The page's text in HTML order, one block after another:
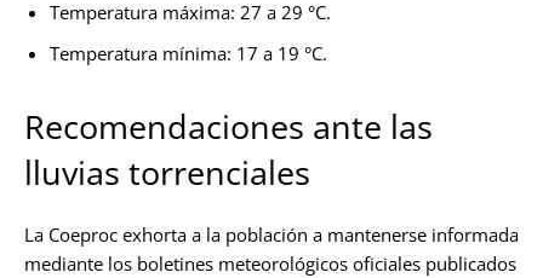
Temperatura máxima: 27 a 29 °C.
Temperatura mínima: 17 a 19 °C.
Recomendaciones ante las
lluvias torrenciales
La Coeproc exhorta a la población a mantenerse informada
mediante los boletines meteorológicos oficiales publicados